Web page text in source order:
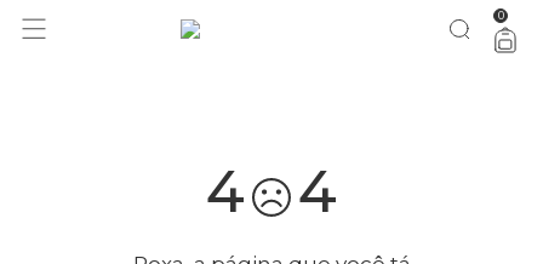
você merece 30% OFF pra comemorar com a gente aproveita! 0
4 4